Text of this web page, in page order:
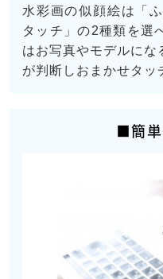
水彩画の似顔絵は「
タッチ」の2種類を選
はお写真やモデルにな
が判断しおまかせタッ
■簡